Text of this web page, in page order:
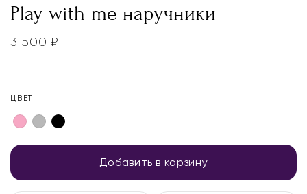
Play with me наручники
3 500₽
ЦВЕТ
Добавить в корзину